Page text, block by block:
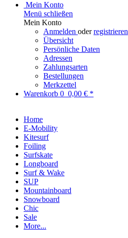
Mein Konto
Menü schließen
Mein Konto
Anmelden oderregistrieren
Übersicht
Persönliche Daten
Adressen
Zahlungsarten
Bestellungen
Merkzettel
Warenkorb 0 0,00 € *
Home
E-Mobility
Kitesurf
Foiling
Surfskate
Longboard
Surf & Wake
SUP
Mountainboard
Snowboard
Chic
Sale
More...